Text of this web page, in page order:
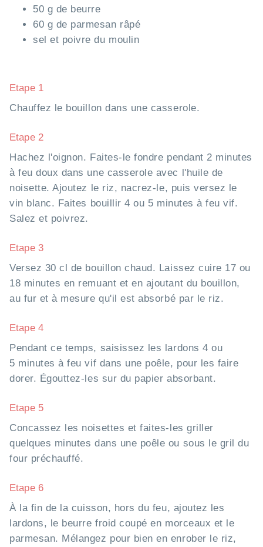
50 g de beurre
60 g de parmesan râpé
sel et poivre du moulin
Etape 1
Chauffez le bouillon dans une casserole.
Etape 2
Hachez l'oignon. Faites-le fondre pendant 2 minutes
à feu doux dans une casserole avec l'huile de
noisette. Ajoutez le riz, nacrez-le, puis versez le
vin blanc. Faites bouillir 4 ou 5 minutes à feu vif.
Salez et poivrez.
Etape 3
Versez 30 cl de bouillon chaud. Laissez cuire 17 ou
18 minutes en remuant et en ajoutant du bouillon,
au fur et à mesure qu'il est absorbé par le riz.
Etape 4
Pendant ce temps, saisissez les lardons 4 ou
5 minutes à feu vif dans une poêle, pour les faire
dorer. Égouttez-les sur du papier absorbant.
Etape 5
Concassez les noisettes et faites-les griller
quelques minutes dans une poêle ou sous le gril du
four préchauffé.
Etape 6
À la fin de la cuisson, hors du feu, ajoutez les
lardons, le beurre froid coupé en morceaux et le
parmesan. Mélangez pour bien en enrober le riz,